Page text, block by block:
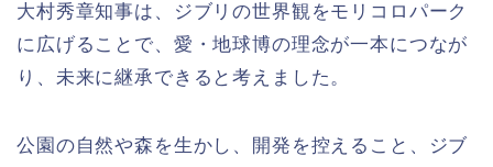
大村秀章知事は、ジブリの世界観をモリコロパーク
に広げることで、愛・地球博の理念が一本につなが
り、未来に継承できると考えました。
公園の自然や森を生かし、開発を控えること、ジブ